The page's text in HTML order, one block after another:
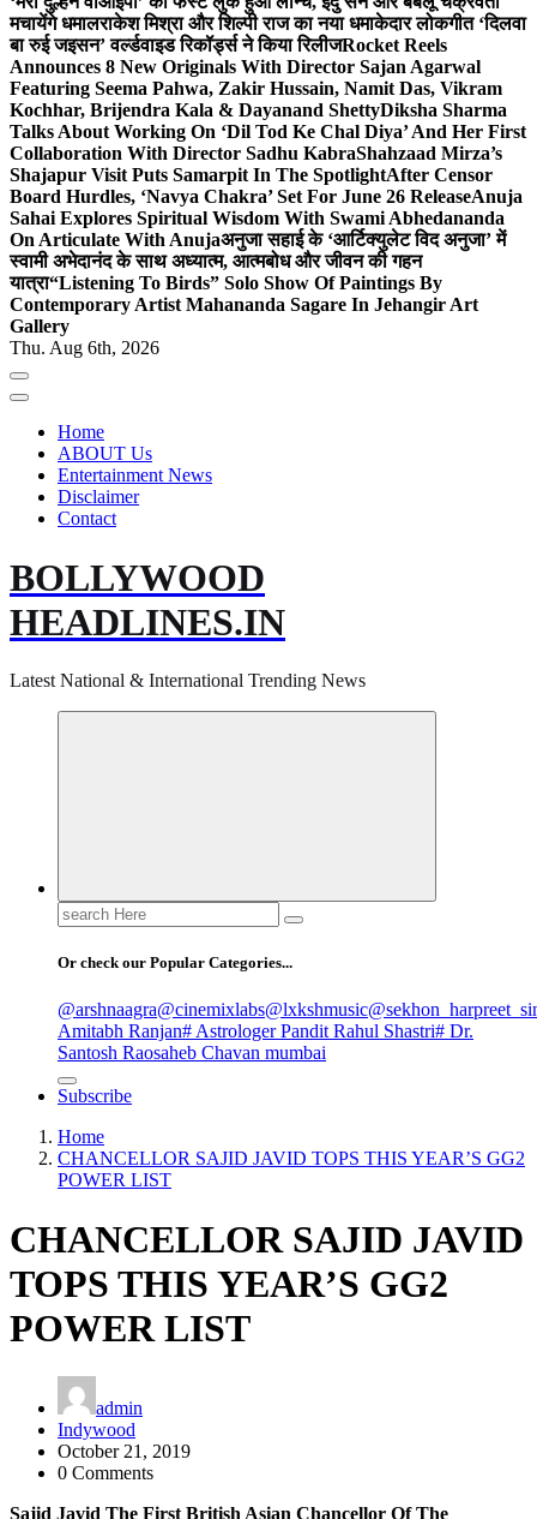
मचायेंगे धमालराकेश मिश्रा और शिल्पी राज का नया धमाकेदार लोकगीत ‘दिलवा
बा रुई जइसन’ वर्ल्डवाइड रिकॉर्ड्स ने किया रिलीजRocket Reels
Announces 8 New Originals With Director Sajan Agarwal
Featuring Seema Pahwa, Zakir Hussain, Namit Das, Vikram
Kochhar, Brijendra Kala & Dayanand ShettyDiksha Sharma
Talks About Working On ‘Dil Tod Ke Chal Diya’ And Her First
Collaboration With Director Sadhu KabraShahzaad Mirza’s
Shajapur Visit Puts Samarpit In The SpotlightAfter Censor
Board Hurdles, ‘Navya Chakra’ Set For June 26 ReleaseAnuja
Sahai Explores Spiritual Wisdom With Swami Abhedananda
On Articulate With Anujaअनुजा सहाई के ‘आर्टिक्युलेट विद अनुजा’ में
स्वामी अभेदानंद के साथ अध्यात्म, आत्मबोध और जीवन की गहन
यात्रा“Listening To Birds” Solo Show Of Paintings By
Contemporary Artist Mahananda Sagare In Jehangir Art
Gallery
Thu. Aug 6th, 2026
Home
ABOUT Us
Entertainment News
Disclaimer
Contact
BOLLYWOOD
HEADLINES.IN
Latest National & International Trending News
Search
for:
Or check our Popular Categories...
@arshnaagra@cinemixlabs@lxkshmusic
Amitabh Ranjan# Astrologer Pandit Rahul Shastri# Dr.
Santosh Raosaheb Chavan mumbai
Subscribe
Home
CHANCELLOR SAJID JAVID TOPS THIS YEAR’S GG2
POWER LIST
CHANCELLOR SAJID JAVID
TOPS THIS YEAR’S GG2
POWER LIST
admin
Indywood
October 21, 2019
0 Comments
Sajid Javid The First British Asian Chancellor Of The